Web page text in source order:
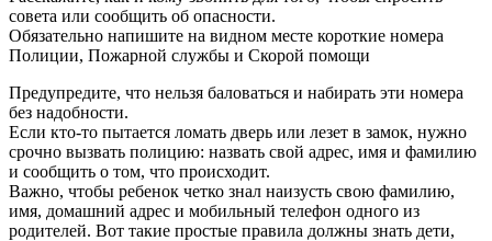
совета или сообщить об опасности.
Обязательно напишите на видном месте короткие номера
Полиции, Пожарной службы и Скорой помощи
Предупредите, что нельзя баловаться и набирать эти номера
без надобности.
Если кто-то пытается ломать дверь или лезет в замок, нужно
срочно вызвать полицию: назвать свой адрес, имя и фамилию
и сообщить о том, что происходит.
Важно, чтобы ребенок четко знал наизусть свою фамилию,
имя, домашний адрес и мобильный телефон одного из
родителей. Вот такие простые правила должны знать дети,